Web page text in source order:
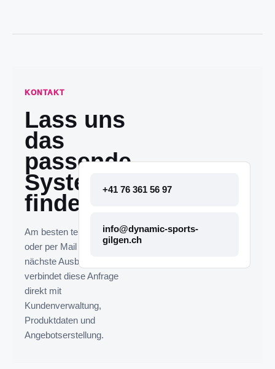
KONTAKT
Lass uns
das
passende
System
finden.
Am besten telefonisch
oder per Mail melden. Die
nächste Ausbaustufe
verbindet diese Anfrage
direkt mit
Kundenverwaltung,
Produktdaten und
Angebotserstellung.
+41 76 361 56 97
info@dynamic-sports-
gilgen.ch